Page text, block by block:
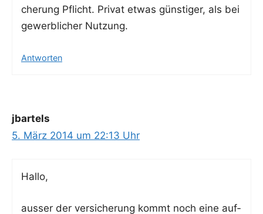
che­rung Pflicht. Pri­vat etwas güns­ti­ger, als bei
gewerb­li­cher Nutzung.
Antworten
jbartels
5. März 2014 um 22:13 Uhr
Hal­lo,
aus­ser der ver­si­che­rung kommt noch eine auf­